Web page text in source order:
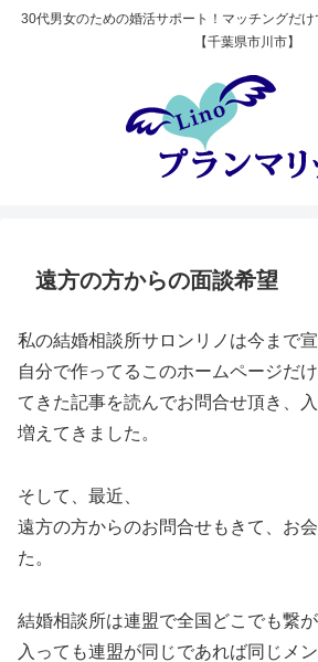
30代男女のための婚活サポート！マッチングだ
【千葉県市川市】
遠方の方からの面談希望
私の結婚相談所サロンリノは今まで
自分で作ってるこのホームページだ
てきた記事を読んでお問合せ頂き、
増えてきました。
そして、最近、
遠方の方からのお問合せもきて、お
た。
結婚相談所は連盟で全国どこでも繋
入っても連盟が同じであれば同じメ